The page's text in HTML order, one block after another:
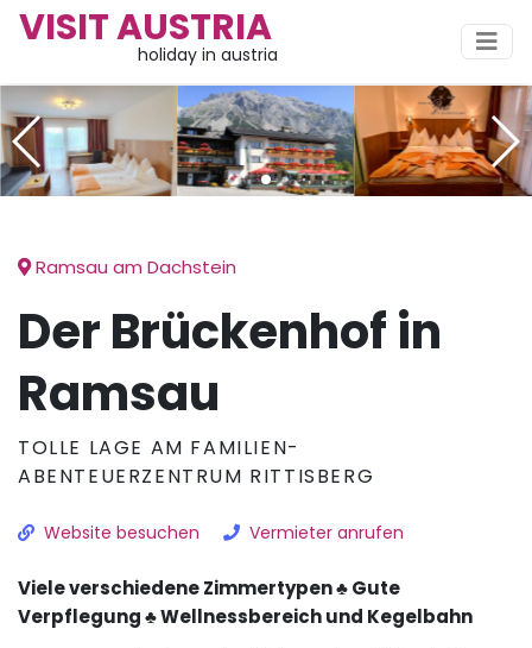
VISIT AUSTRIA
holiday in austria
Ramsau am Dachstein
Der Brückenhof in
Ramsau
TOLLE LAGE AM FAMILIEN-
ABENTEUERZENTRUM RITTISBERG
Website besuchen Vermieter anrufen
Viele verschiedene Zimmertypen ♣ Gute
Verpflegung ♣ Wellnessbereich und Kegelbahn